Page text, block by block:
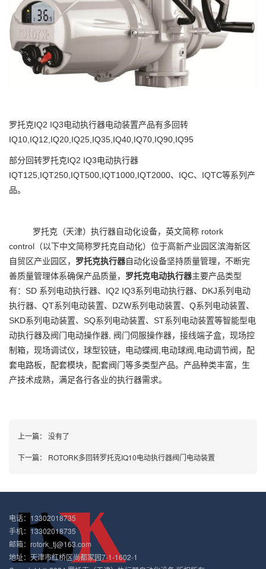
罗托克IQ2 IQ3电动执行器电动装置产品有多回转
IQ10,IQ12,IQ20,IQ25,IQ35,IQ40,IQ70,IQ90,IQ95
部分回转罗托克IQ2 IQ3电动执行器
IQT125,IQT250,IQT500,IQT1000,IQT2000、IQC、IQTC等系列产
品。
罗托克（天津）执行器自动化设备，英文简称 rotork
control（以下中文简称罗托克自动化）位于高新产业园区滨海新区
自贸区产业园区， 罗托克执行器自动化设备坚持质量管理，不断完
善质量管理体系确保产品质量， 罗托克电动执行器主要产品类型
有：SD 系列电动执行器、IQ2 IQ3系列电动执行器、DKJ系列电动
执行器、QT系列电动装置、DZW系列电动装置、Q系列电动装置、
SKD系列电动装置、SQ系列电动装置、ST系列电动装置等智能型电
动执行器及阀门电动操作器, 阀门伺服操作器，接线端子盒，现场控
制箱，现场调试仪，球型铰链，电动蝶阀,电动球阀,电动调节阀，配
套电路板，配套模块，配套阀门等多类型产品。产品种类丰富，生
产技术成熟，满足各行各业的执行器需求。
上一篇： 没有了
下一篇： ROTORK多回转罗托克IQ10电动执行器阀门电动装置
电话：13302018735
手机：13302018735
邮箱：rotork_tj@163.com
地址：天津市红桥区尚都家园7-1-1602-1